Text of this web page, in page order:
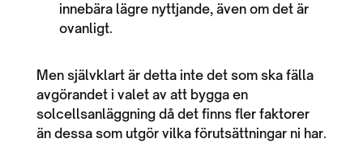
innebära lägre nyttjande, även om det är
ovanligt.
Men självklart är detta inte det som ska fälla
avgörandet i valet av att bygga en
solcellsanläggning då det finns fler faktorer
än dessa som utgör vilka förutsättningar ni har.